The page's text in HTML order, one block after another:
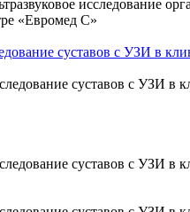
суставов с УЗИ в